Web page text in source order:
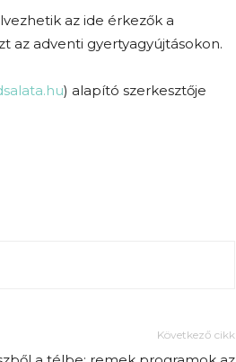
az ide érkezők a
az adventi gyertyagyújtásokon.
) alapító szerkesztője
Következő cikk